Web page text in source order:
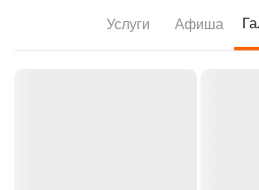
Услуги Афиша